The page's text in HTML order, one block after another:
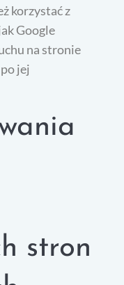
korzystać z
Google
na stronie
jej
stron